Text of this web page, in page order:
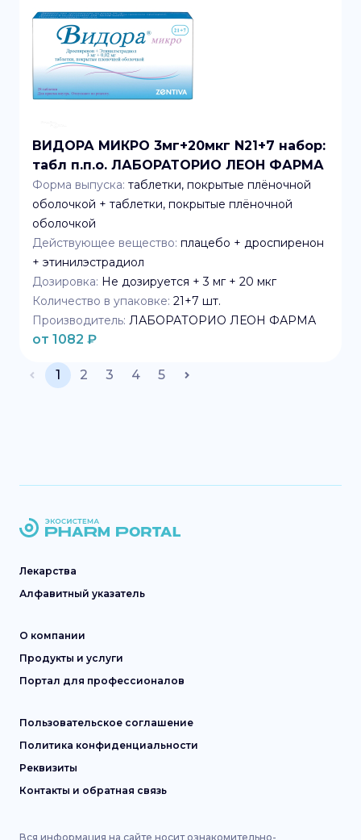
ВИДОРА МИКРО 3мг+20мкг N21+7 набор:
табл п.п.о. ЛАБОРАТОРИО ЛЕОН ФАРМА
Форма выпуска: таблетки, покрытые плёночной
оболочкой + таблетки, покрытые плёночной
оболочкой
Действующее вещество: плацебо + дроспиренон
+ этинилэстрадиол
Дозировка: Не дозируется + 3 мг + 20 мкг
Количество в упаковке: 21+7 шт.
Производитель: ЛАБОРАТОРИО ЛЕОН ФАРМА
от 1082 ₽
1 2 3 4 5
Лекарства
Алфавитный указатель
О компании
Продукты и услуги
Портал для профессионалов
Пользовательское соглашение
Политика конфиденциальности
Реквизиты
Контакты и обратная связь
Вся информация на сайте носит ознакомительно-